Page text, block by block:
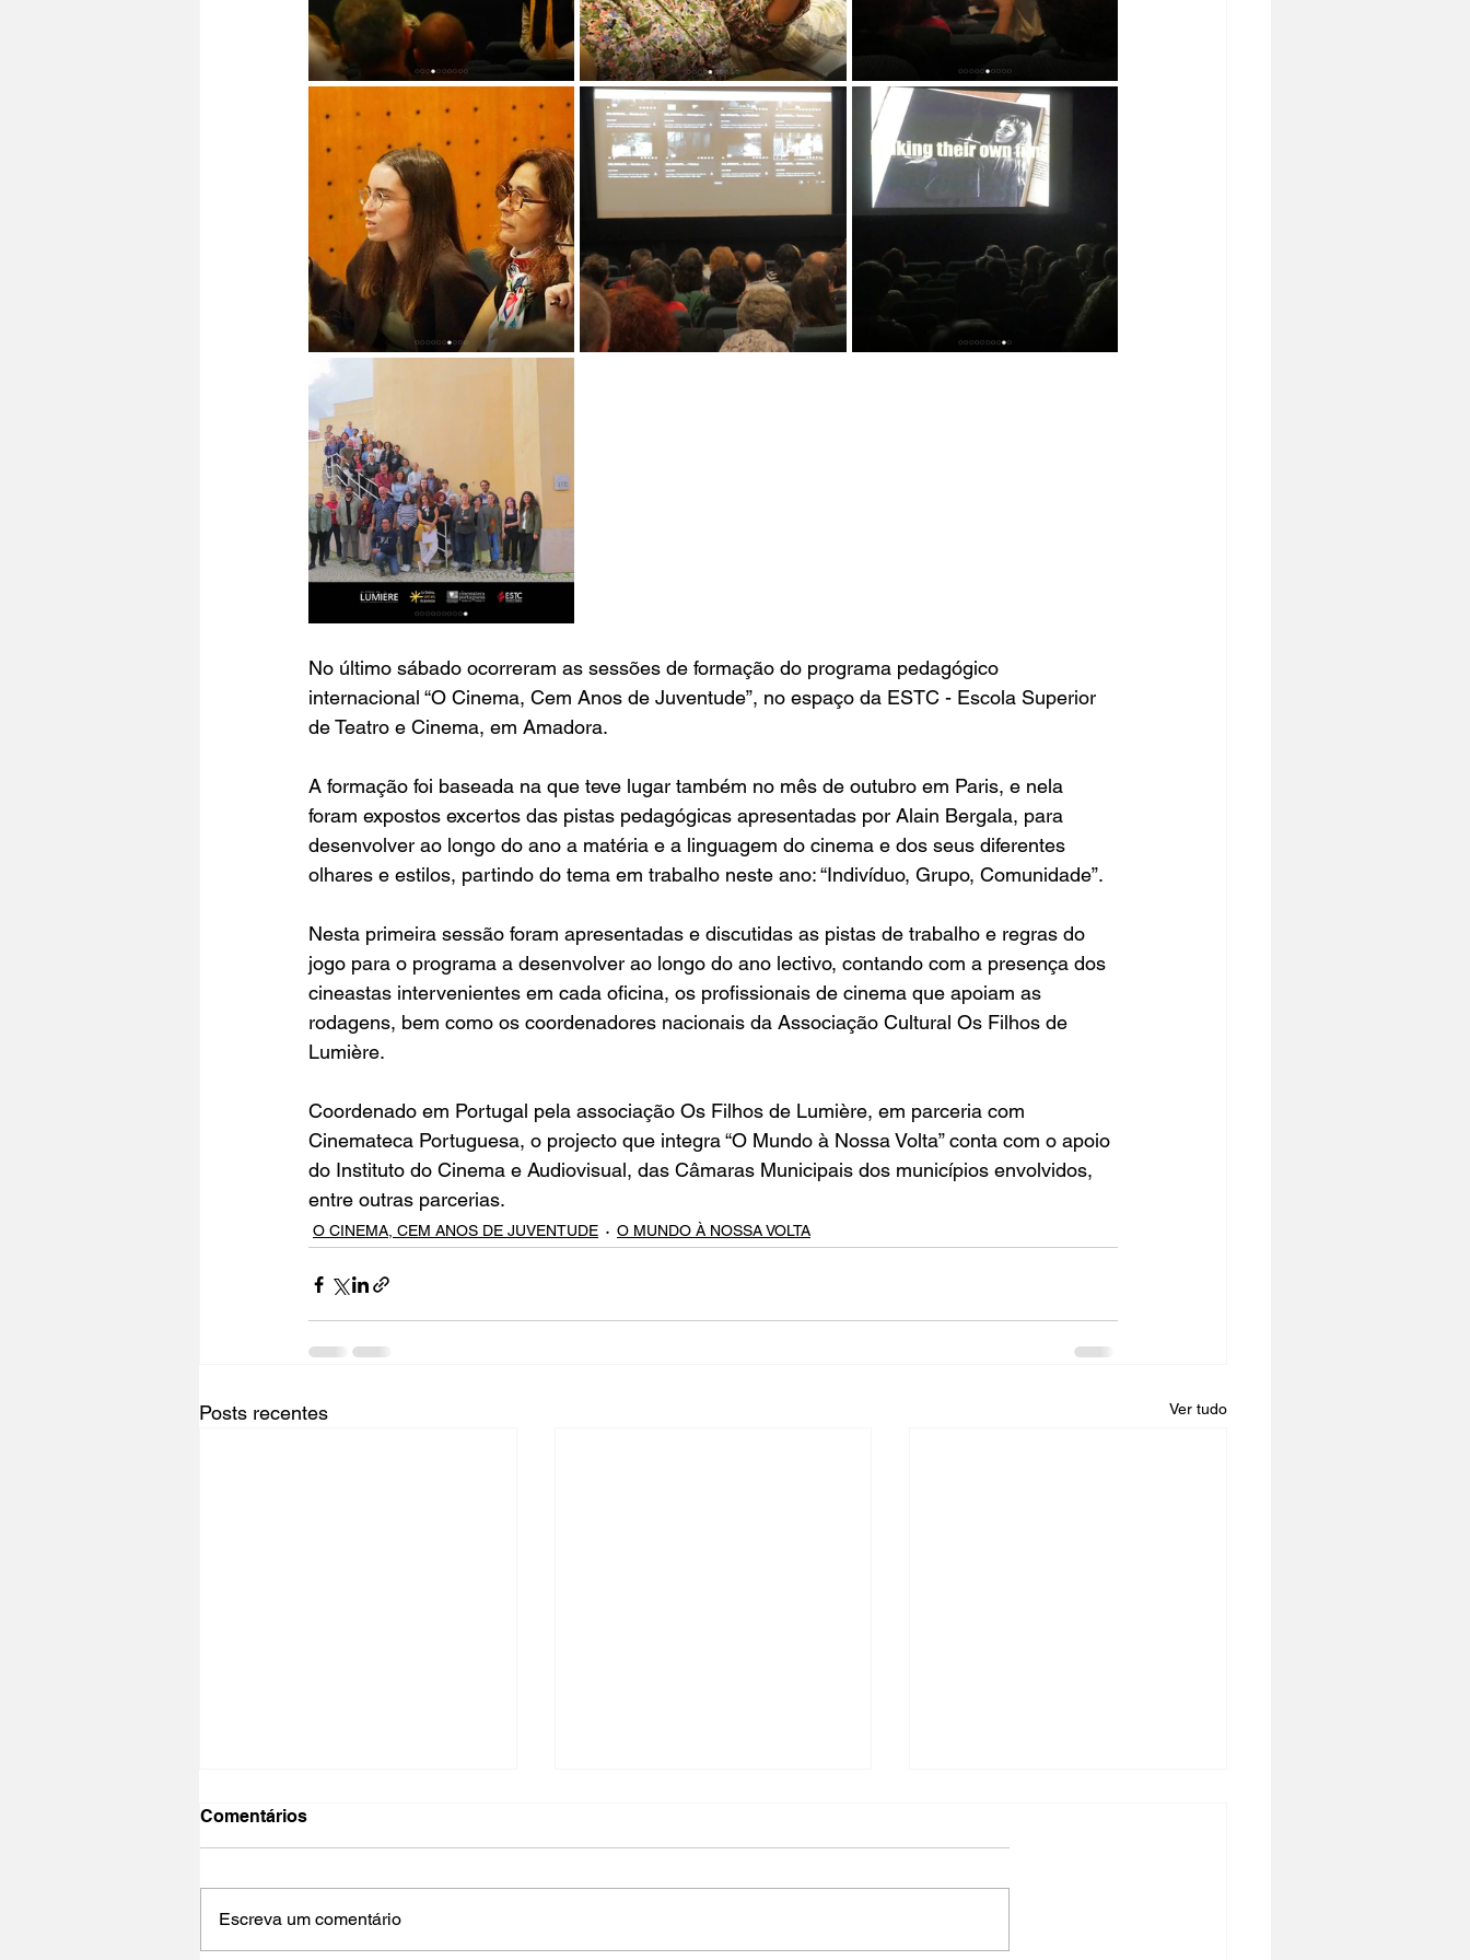
No último sábado ocorreram as sessões de formação do programa pedagógico
internacional “O Cinema, Cem Anos de Juventude”, no espaço da ESTC - Escola Superior
de Teatro e Cinema, em Amadora.
A formação foi baseada na que teve lugar também no mês de outubro em Paris, e nela
foram expostos excertos das pistas pedagógicas apresentadas por Alain Bergala, para
desenvolver ao longo do ano a matéria e a linguagem do cinema e dos seus diferentes
olhares e estilos, partindo do tema em trabalho neste ano: “Indivíduo, Grupo, Comunidade”.
Nesta primeira sessão foram apresentadas e discutidas as pistas de trabalho e regras do
jogo para o programa a desenvolver ao longo do ano lectivo, contando com a presença dos
cineastas intervenientes em cada oficina, os profissionais de cinema que apoiam as
rodagens, bem como os coordenadores nacionais da Associação Cultural Os Filhos de
Lumière.
Coordenado em Portugal pela associação Os Filhos de Lumière, em parceria com
Cinemateca Portuguesa, o projecto que integra “O Mundo à Nossa Volta” conta com o apoio
do Instituto do Cinema e Audiovisual, das Câmaras Municipais dos municípios envolvidos,
entre outras parcerias.
O CINEMA, CEM ANOS DE JUVENTUDE O MUNDO À NOSSA VOLTA
Posts recentes Ver tudo
Comentários
Escreva um comentário